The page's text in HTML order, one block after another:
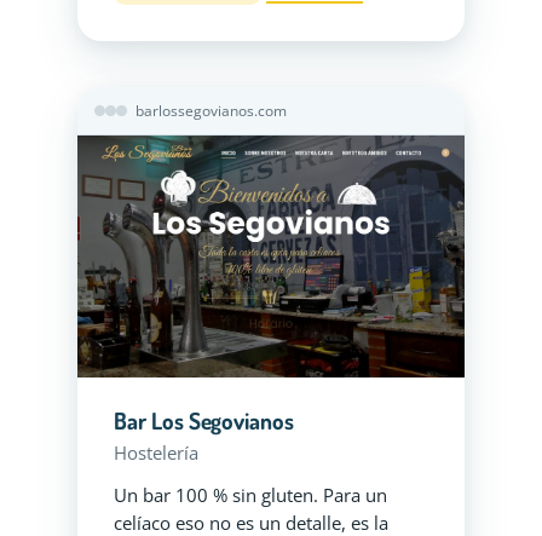
barlossegovianos.com
Bar Los Segovianos
Hostelería
Un bar 100 % sin gluten. Para un
celíaco eso no es un detalle, es la